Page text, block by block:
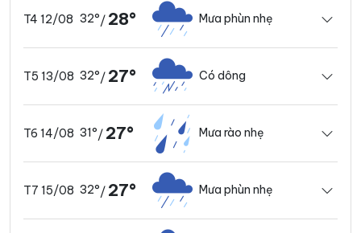
T4 12/08 32°/ 28° Mưa phùn nhẹ
T5 13/08 32°/ 27° Có dông
T6 14/08 31°/ 27° Mưa rào nhẹ
T7 15/08 32°/ 27° Mưa phùn nhẹ